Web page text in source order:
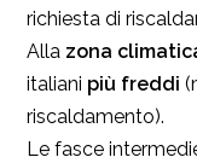
richiesta di
Alla zona
italiani più freddi
riscaldamento).
Le fasce